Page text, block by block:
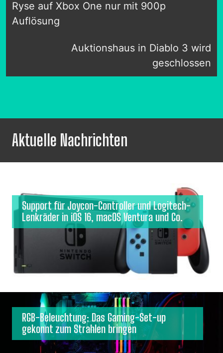
Ryse auf Xbox One nur mit 900p
Auflösung
Auktionshaus in Diablo 3 wird
geschlossen
Aktuelle Nachrichten
Support für Joycon-Controller und Logitech-
Lenkräder in iOS 16, macOS Ventura und Co.
RGB-Beleuchtung: Das Gaming-Set-up
gekonnt zum Strahlen bringen